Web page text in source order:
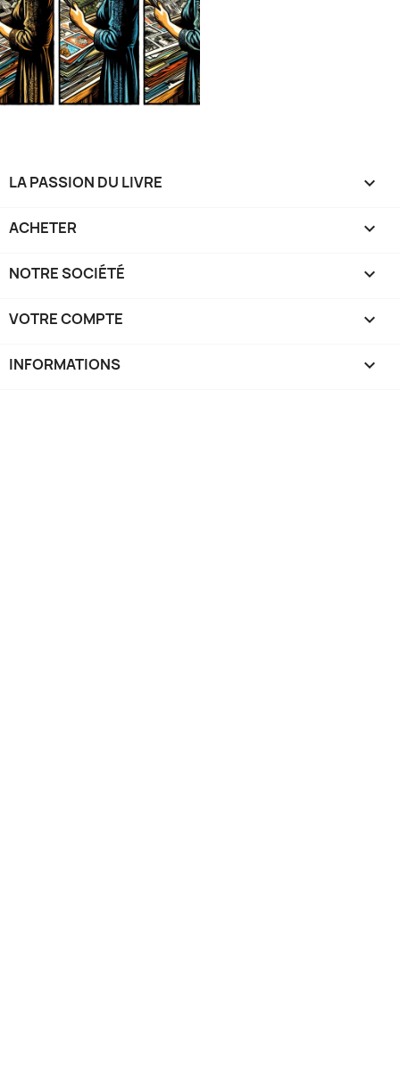
LA PASSION DU LIVRE 
ACHETER 
NOTRE SOCIÉTÉ 
VOTRE COMPTE 
INFORMATIONS keyboard_arrow_down